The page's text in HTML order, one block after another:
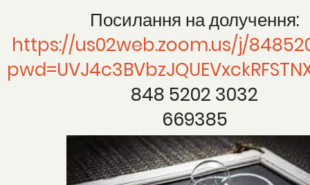
Посилання на долучення:
https://us02web.zoom.us/j/
848 5202 3032
669385